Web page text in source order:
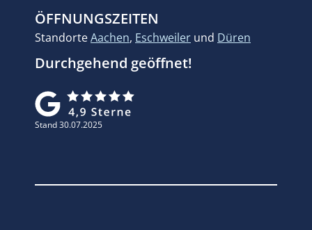
ÖFFNUNGSZEITEN
StandorteAachen, Eschweiler und Düren
Durchgehend geöffnet!
Stand 30.07.2025